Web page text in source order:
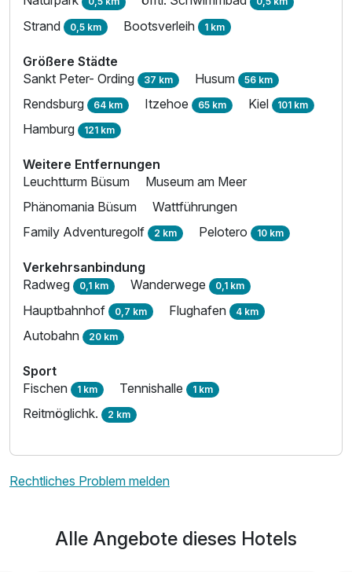
Ausstattung
Für 6 Tage p.P. ab380,00 €
Juniorsuite/n B
3 Erwachsene
Ausstattung
p.P. ab 273,33 €
Strand 0,5 km Bootsverleih 1 km
Größere Städte
Sankt Peter- Ording 37 km Husum 56 km
Rendsburg 64 km Itzehoe 65 km Kiel 101 km
Hamburg 121 km
Weitere Entfernungen
Leuchtturm Büsum
Museum am Meer
Phänomania Büsum
Wattführungen
Family Adventuregolf 2 km Pelotero 10 km
Verkehrsanbindung
Radweg 0,1 km Wanderwege 0,1 km
Hauptbahnhof 0,7 km Flughafen 4 km
Autobahn 20 km
Sport
Fischen 1 km Tennishalle 1 km
Reitmöglichk. 2 km
Rechtliches Problem melden
Alle Angebote dieses Hotels